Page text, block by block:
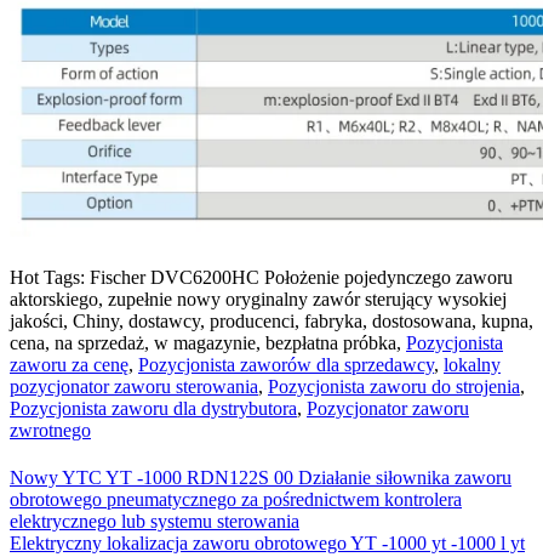
Hot Tags: Fischer DVC6200HC Położenie pojedynczego zaworu
aktorskiego, zupełnie nowy oryginalny zawór sterujący wysokiej
jakości, Chiny, dostawcy, producenci, fabryka, dostosowana, kupna,
cena, na sprzedaż, w magazynie, bezpłatna próbka, Pozycjonista
zaworu za cenę, Pozycjonista zaworów dla sprzedawcy, lokalny
pozycjonator zaworu sterowania, Pozycjonista zaworu do strojenia,
Pozycjonista zaworu dla dystrybutora, Pozycjonator zaworu
zwrotnego
Nowy YTC YT -1000 RDN122S 00 Działanie siłownika zaworu
obrotowego pneumatycznego za pośrednictwem kontrolera
elektrycznego lub systemu sterowania
Elektryczny lokalizacja zaworu obrotowego YT -1000 yt -1000 l yt